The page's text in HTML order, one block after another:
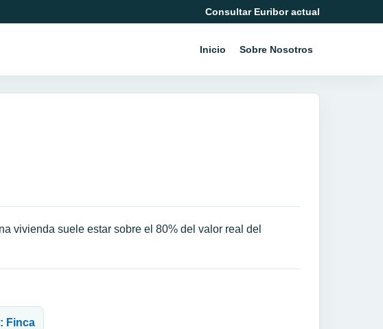
Consultar Euribor actual
Inicio Sobre Nosotros
vivienda suele estar sobre el 80% del valor real del
Finca